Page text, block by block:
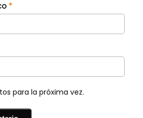
*
para la próxima vez.